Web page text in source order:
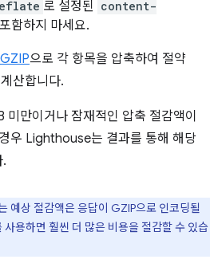
로 설정된 content-
함하지 마세요.
GZIP으로 각 항목을 압축하여 절약
산합니다.
미만이거나 잠재적인 압축 절감액이
우 Lighthouse는 결과를 통해 해당
예상 절감액은 응답이 GZIP으로 인코딩될
용하면 훨씬 더 많은 비용을 절감할 수 있습